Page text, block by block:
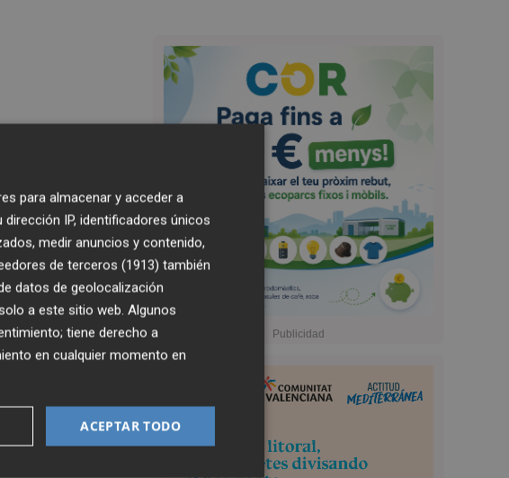
para almacenar y acceder a
IP, identificadores únicos
medir anuncios y contenido,
de terceros (1913) también
datos de geolocalización
a este sitio web. Algunos
tiene derecho a
en cualquier momento en
ACEPTAR TODO